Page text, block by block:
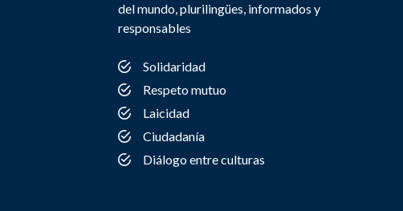
del mundo, plurilingües, informados y
responsables
Solidaridad
Respeto mutuo
Laicidad
Ciudadanía
Diálogo entre culturas